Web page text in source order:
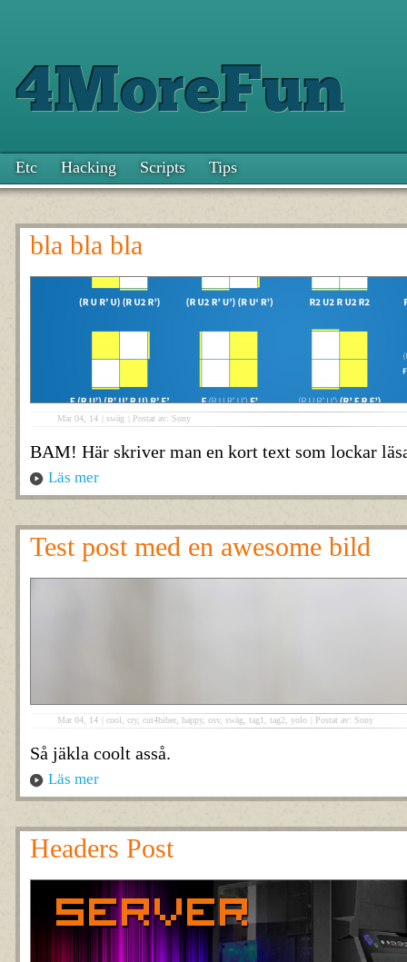
Etc Hacking Scripts Tips
bla bla bla
Mar 04, 14 swäg Postat av: Sony
BAM! Här skriver man en kort text som lockar
Läs mer
Test post med en awesome bild
Mar 04, 14 cool cry, cut4biber happy, osv, swäg tag1 tag2 yolo Postat av: Sony
Så jäkla coolt asså.
Läs mer
Headers Post